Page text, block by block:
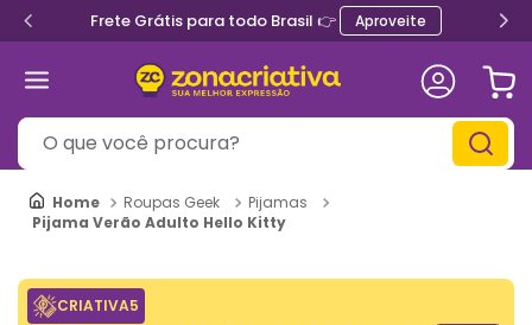
Frete Grátis para todo Brasil 👉 Aproveite
O que você procura?
Roupas Geek
Pijamas
Pijama Verão Adulto Hello Kitty
CRIATIVA5